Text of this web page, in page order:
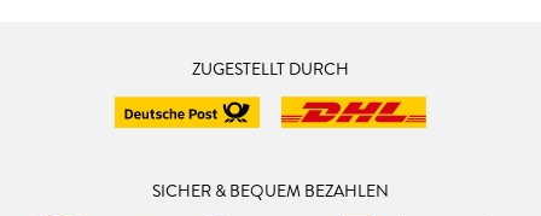
ZUGESTELLT DURCH
SICHER & BEQUEM BEZAHLEN